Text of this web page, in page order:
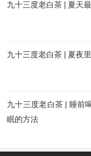
九十三度老白茶 | 夏天
九十三度老白茶 | 夏夜
九十三度老白茶 | 睡前
眠的方法